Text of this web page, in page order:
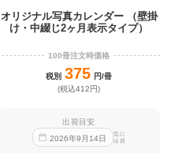
オリジナル写真カレンダー （壁掛
け・中綴じ2ヶ月表示タイプ）
100冊注文時価格
税別 375 円/冊
(税込412円)
出荷目安
2026年9 月14日
迄に
出荷